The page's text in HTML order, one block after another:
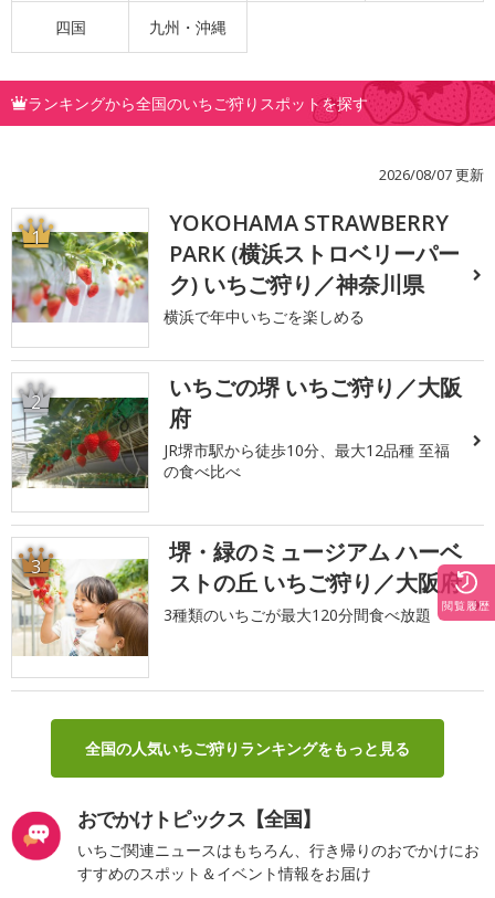
四国 九州・沖縄
ランキングから全国のいちご狩りスポットを探す
2026/08/07 更新
1
YOKOHAMA STRAWBERRY
PARK (横浜ストロベリーパー
ク) いちご狩り／神奈川県
横浜で年中いちごを楽しめる
2
いちごの堺 いちご狩り／大阪
府
JR堺市駅から徒歩10分、最大12品種 至福
の食べ比べ
3
堺・緑のミュージアム ハーベ
ストの丘 いちご狩り／大阪府
3種類のいちごが最大120分間食べ放題
全国の人気いちご狩りランキングをもっと見る
おでかけトピックス【全国】
いちご関連ニュースはもちろん、行き帰りのおでかけにお
すすめのスポット＆イベント情報をお届け
閲覧履歴